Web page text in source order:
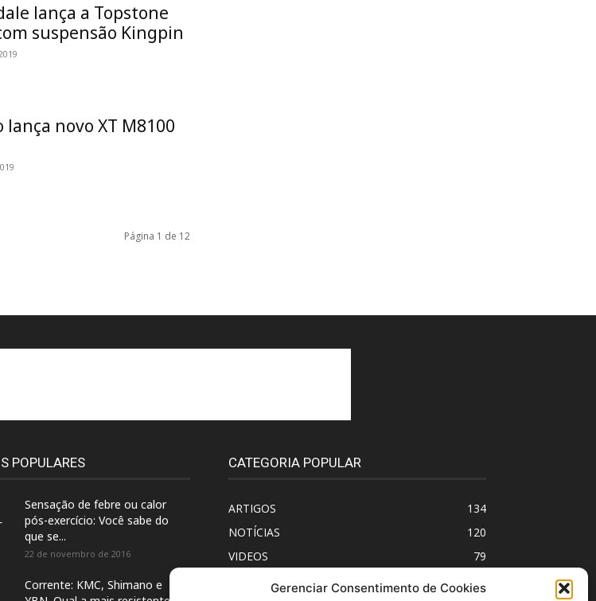
Gerenciar Consentimento de Cookies
lança a Topstone
suspensão Kingpin
lança novo XT M8100
Página 1 de 12
POPULARES
Sensação de febre ou calor
pós-exercício: Você sabe do
que se...
22 de novembro de 2016
Corrente: KMC, Shimano e
CATEGORIA POPULAR
ARTIGOS
134
NOTÍCIAS
120
VIDEOS
79
MÁQUINAS!